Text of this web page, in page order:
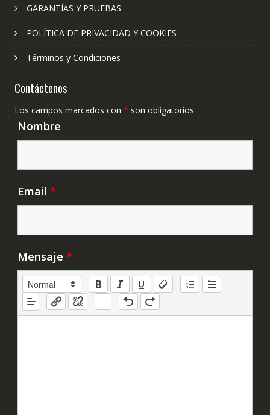
GARANTÍAS Y PRUEBAS
POLÍTICA DE PRIVACIDAD Y COOKIES
Términos y Condiciones
Contáctenos
Los campos marcados con * son obligatorios
Nombre
Email *
Mensaje *